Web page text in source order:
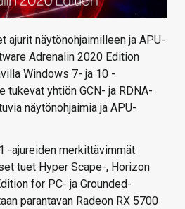
ajurit näytönohjaimilleen ja APU-
Adrenalin 2020 Edition
Windows 7- ja 10 -
tukevat yhtiön GCN- ja RDNA-
näytönohjaimia ja APU-
-ajureiden merkittävimmät
tuet Hyper Scape-, Horizon
for PC- ja Grounded-
parantavan Radeon RX 5700